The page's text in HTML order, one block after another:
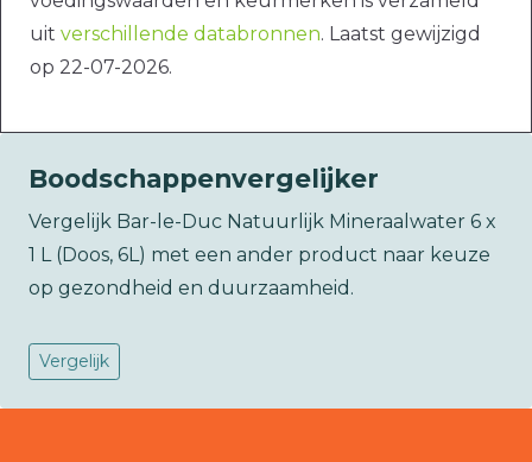
uit verschillende databronnen. Laatst gewijzigd
op 22-07-2026.
Boodschappenvergelijker
Vergelijk Bar-le-Duc Natuurlijk Mineraalwater 6 x
1 L (Doos, 6L) met een ander product naar keuze
op gezondheid en duurzaamheid.
Vergelijk